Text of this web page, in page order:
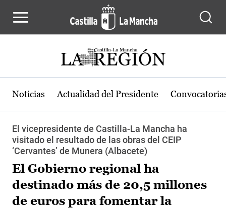
Noticias Actualidad del Presidente
El vicepresidente de Castilla-La Mancha ha
visitado el resultado de las obras del CEIP
‘Cervantes’ de Munera (Albacete)
El Gobierno regional ha
destinado más de 20,5 millones
de euros para fomentar la